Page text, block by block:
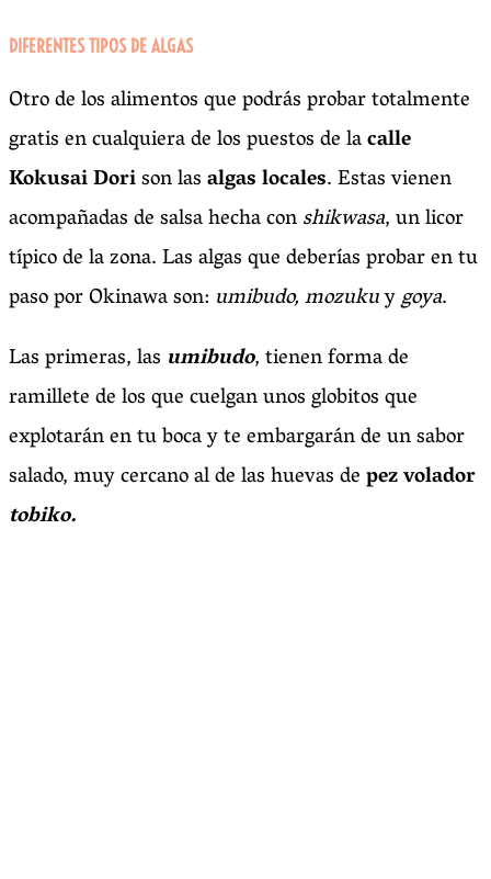
DIFERENTES TIPOS DE ALGAS
Otro de los alimentos que podrás probar totalmente
gratis en cualquiera de los puestos de lacalle
Kokusai Dorison lasalgas locales. Estas vienen
acompañadas de salsa hecha conshikwasa, un licor
típico de la zona. Las algas que deberías probar en tu
paso por Okinawa son: umibudo, mozukuygoya.
Las primeras, las umibudo, tienen forma de
ramillete de los que cuelgan unos globitos que
explotarán en tu boca y te embargarán de un sabor
salado, muy cercano al de las huevas depez volador
tobiko.